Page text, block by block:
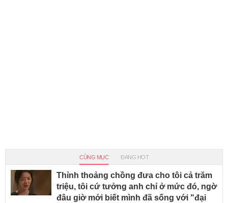
CÙNG MỤC ĐANG HOT
Thỉnh thoảng chồng đưa cho tôi cả trăm
triệu, tôi cứ tưởng anh chỉ ở mức đó, ngờ
đâu giờ mới biết mình đã sống với "đại